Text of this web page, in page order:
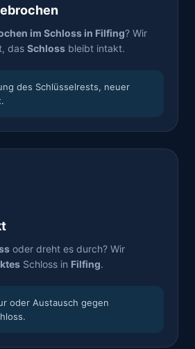
im Schloss in Filfing? Wir
das Schloss bleibt intakt.
des Schlüsselrests, neuer
oder dreht es durch? Wir
Schloss in Filfing.
oder Austausch gegen